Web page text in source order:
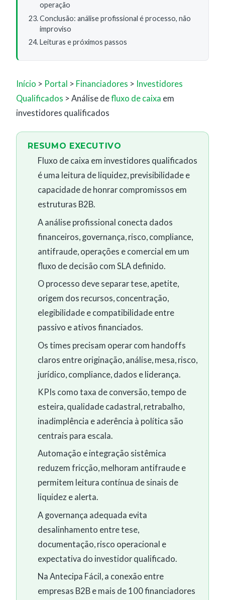
operação
Conclusão: análise profissional é processo, não
improviso
Leituras e próximos passos
Início > Portal > Financiadores > Investidores
Qualificados > Análise defluxo de caixa em
investidores qualificados
RESUMO EXECUTIVO
Fluxo de caixa em investidores qualificados
é uma leitura de liquidez, previsibilidade e
capacidade de honrar compromissos em
estruturas B2B.
A análise profissional conecta dados
financeiros, governança, risco, compliance,
antifraude, operações e comercial em um
fluxo de decisão com SLA definido.
O processo deve separar tese, apetite,
origem dos recursos, concentração,
elegibilidade e compatibilidade entre
passivo e ativos financiados.
Os times precisam operar com handoffs
claros entre originação, análise, mesa, risco,
jurídico, compliance, dados e liderança.
KPIs como taxa de conversão, tempo de
esteira, qualidade cadastral, retrabalho,
inadimplência e aderência à política são
centrais para escala.
Automação e integração sistêmica
reduzem fricção, melhoram antifraude e
permitem leitura contínua de sinais de
liquidez e alerta.
A governança adequada evita
desalinhamento entre tese,
documentação, risco operacional e
expectativa do investidor qualificado.
Na Antecipa Fácil, a conexão entre
empresas B2B e mais de 100 financiadores